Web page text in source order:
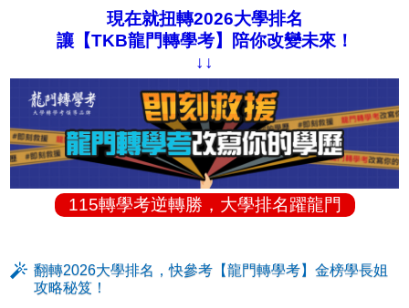
現在就扭轉2026大學排名
讓【TKB龍門轉學考】陪你改變未來！
↓↓
115轉學考逆轉勝，大學排名躍龍門
翻轉2026大學排名，快參考【龍門轉學考】金榜學長姐
攻略秘笈！